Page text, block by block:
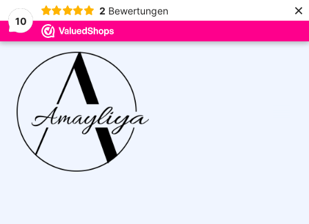
10
2 Bewertungen ×